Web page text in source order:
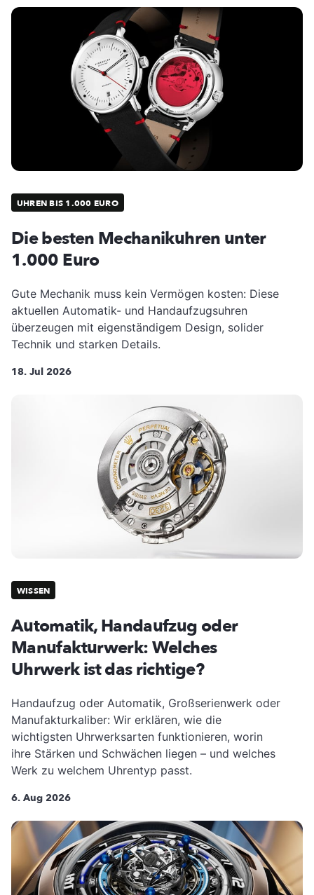
UHREN BIS 1.000 EURO
Die besten Mechanikuhren unter
1.000 Euro
Gute Mechanik muss kein Vermögen kosten: Diese
aktuellen Automatik- und Handaufzugsuhren
überzeugen mit eigenständigem Design, solider
Technik und starken Details.
18. Jul 2026
WISSEN
Automatik, Handaufzug oder
Manufakturwerk: Welches
Uhrwerk ist das richtige?
Handaufzug oder Automatik, Großserienwerk oder
Manufakturkaliber: Wir erklären, wie die
wichtigsten Uhrwerksarten funktionieren, worin
ihre Stärken und Schwächen liegen – und welches
Werk zu welchem Uhrentyp passt.
6. Aug 2026